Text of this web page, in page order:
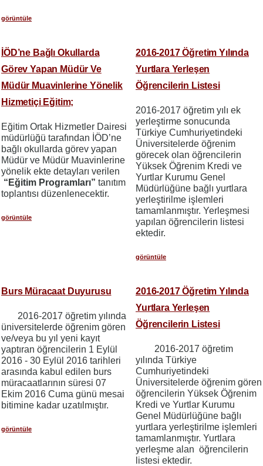
görüntüle
İÖD’ne Bağlı Okullarda
Görev Yapan Müdür Ve
Müdür Muavinlerine Yönelik
Hizmetiçi Eğitim;
Eğitim Ortak Hizmetler Dairesi
müdürlüğü tarafından İÖD’ne
bağlı okullarda görev yapan
Müdür ve Müdür Muavinlerine
yönelik ekte detayları verilen
“Eğitim Programları” tanıtım
toplantısı düzenlenecektir.
görüntüle
2016-2017 Öğretim Yılında
Yurtlara Yerleşen
Öğrencilerin Listesi
2016-2017 öğretim yılı ek
yerleştirme sonucunda
Türkiye Cumhuriyetindeki
Üniversitelerde öğrenim
görecek olan öğrencilerin
Yüksek Öğrenim Kredi ve
Yurtlar Kurumu Genel
Müdürlüğüne bağlı yurtlara
yerleştirilme işlemleri
tamamlanmıştır. Yerleşmesi
yapılan öğrencilerin listesi
ektedir.
görüntüle
Burs Müracaat Duyurusu
2016-2017 öğretim yılında
üniversitelerde öğrenim gören
ve/veya bu yıl yeni kayıt
yaptıran öğrencilerin 1 Eylül
2016 - 30 Eylül 2016 tarihleri
arasında kabul edilen burs
müracaatlarının süresi 07
Ekim 2016 Cuma günü mesai
bitimine kadar uzatılmıştır.
görüntüle
2016-2017 Öğretim Yılında
Yurtlara Yerleşen
Öğrencilerin Listesi
2016-2017 öğretim
yılında Türkiye
Cumhuriyetindeki
Üniversitelerde öğrenim gören
öğrencilerin Yüksek Öğrenim
Kredi ve Yurtlar Kurumu
Genel Müdürlüğüne bağlı
yurtlara yerleştirilme işlemleri
tamamlanmıştır. Yurtlara
yerleşme alan öğrencilerin
listesi ektedir.